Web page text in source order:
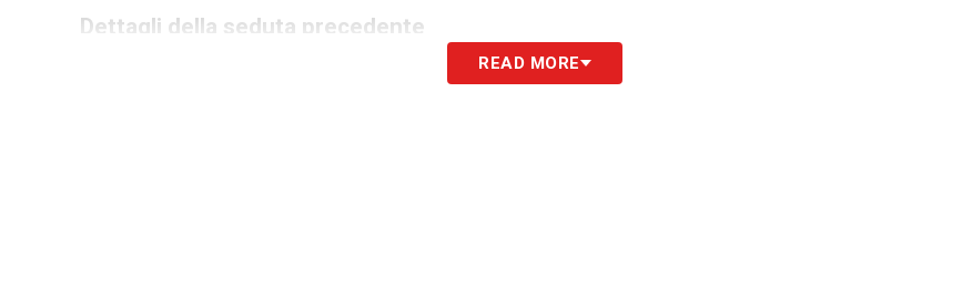
Dettagli della seduta precedente
La giornata di ieri ha visto i calciatori delCagliariimpegnati in un lavoro vario e mirato,
READ MORE